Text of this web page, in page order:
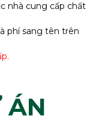
nhà cung cấp chất
phí sang tên trên
ÁN